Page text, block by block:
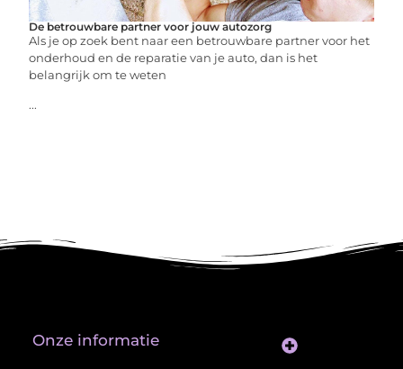
De betrouwbare partner voor jouw autozorg
Als je op zoek bent naar een betrouwbare partner voor het
onderhoud en de reparatie van je auto, dan is het
belangrijk om te weten
...
Onze informatie